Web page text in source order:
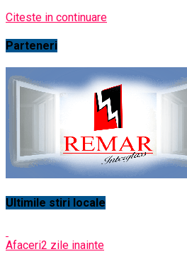
Citeste in continuare
Parteneri
Ultimile stiri locale
Afaceri2 zile inainte